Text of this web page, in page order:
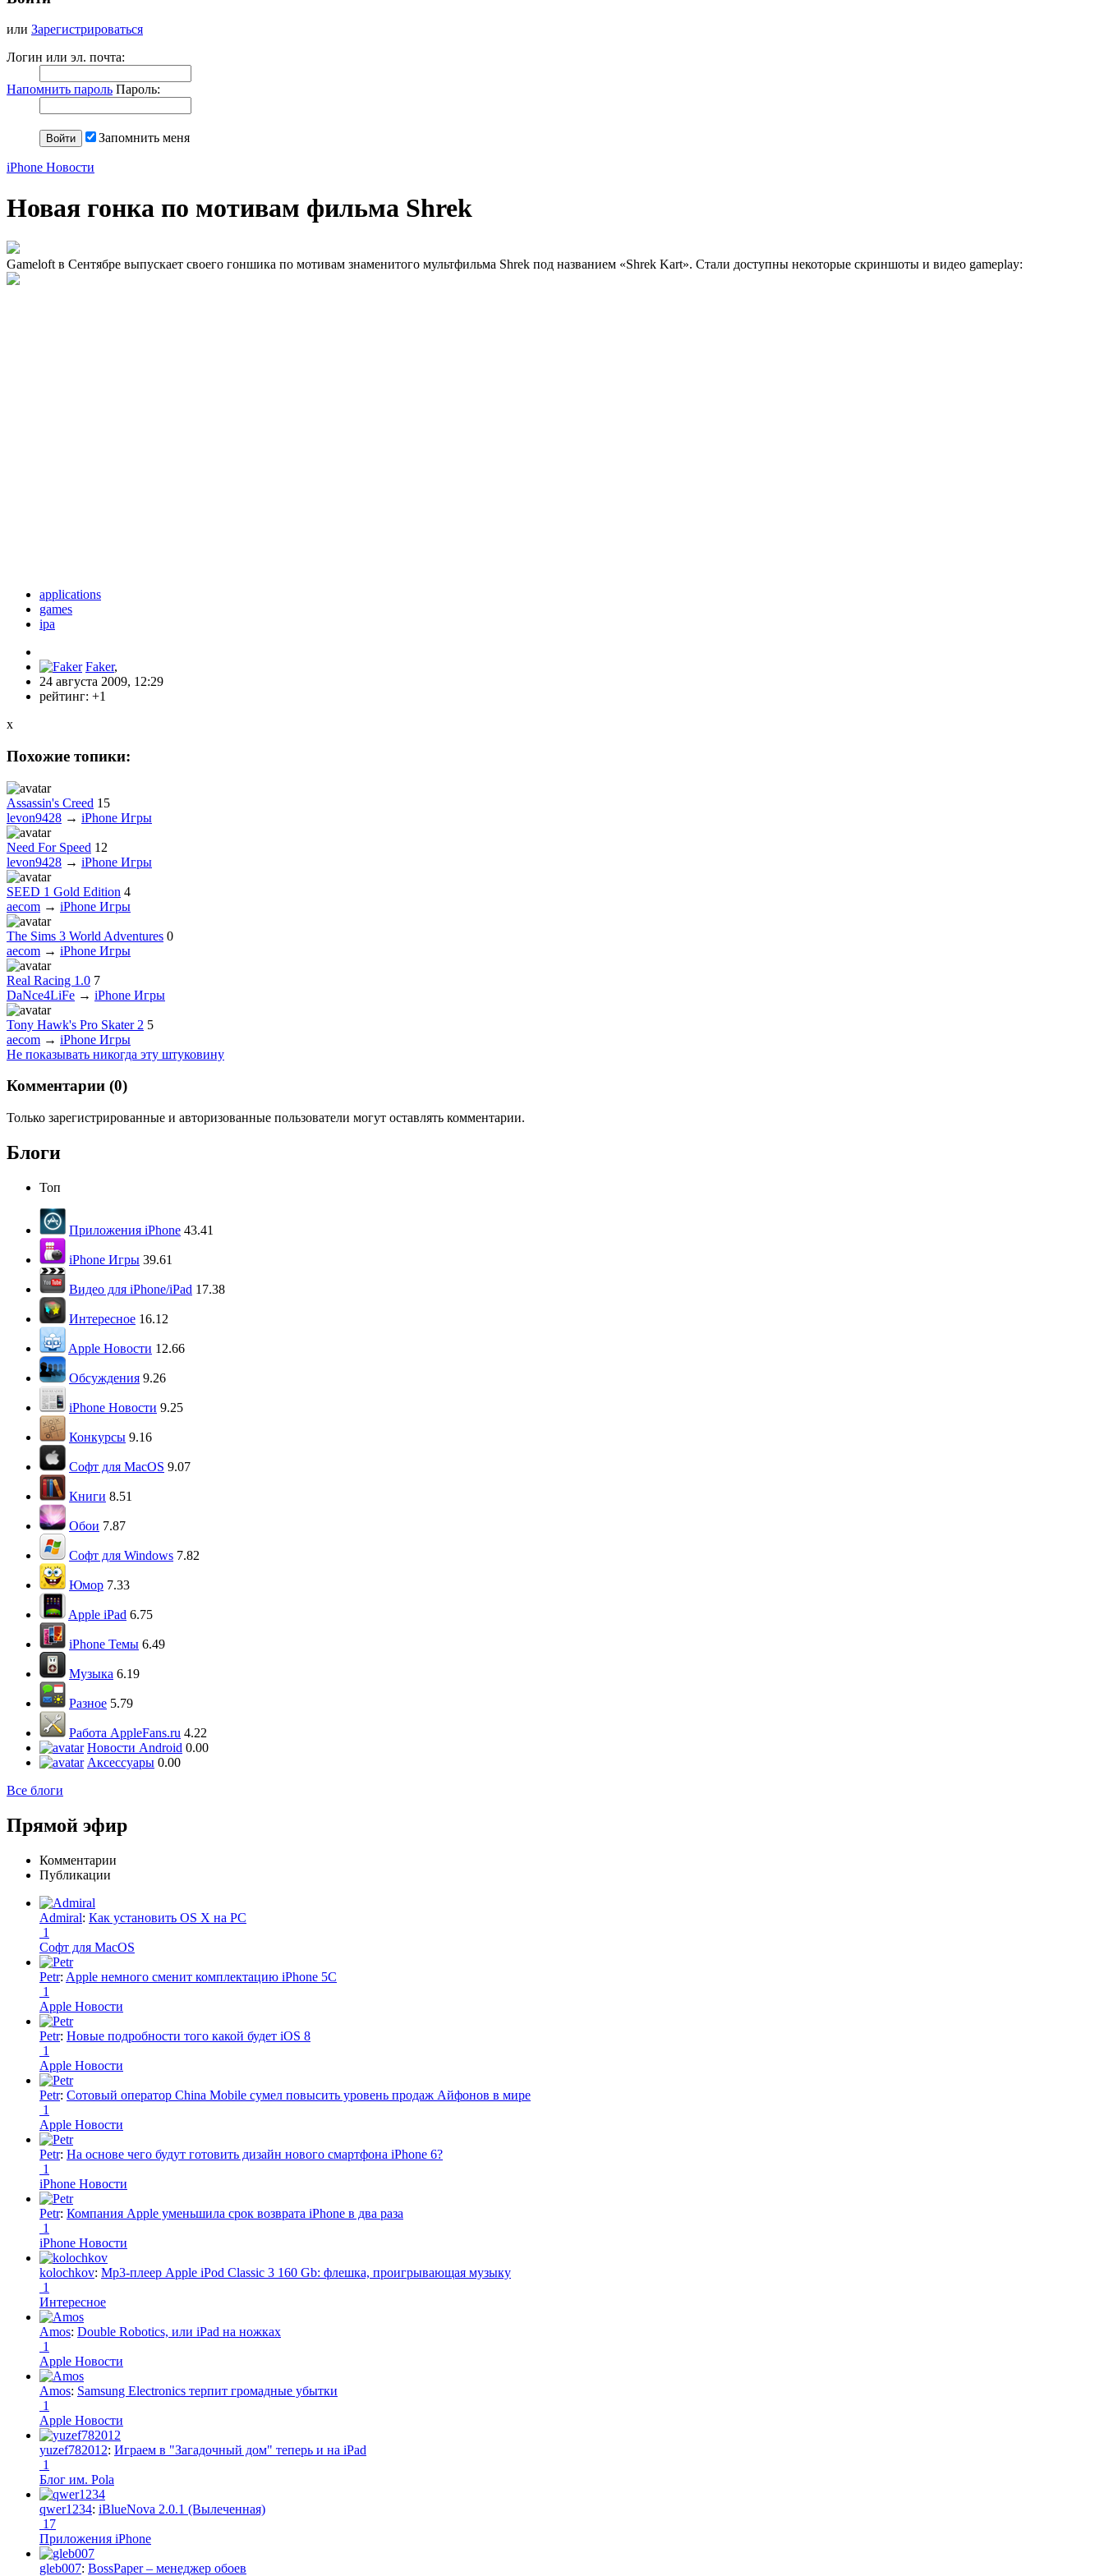
или Зарегистрироваться
Логин или эл. почта:
Напомнить пароль Пароль:
Запомнить меня
iPhone Новости
Новая гонка по мотивам фильма Shrek
Gameloft в Сентябре выпускает своего гоншика по мотивам знаменитого мультфильма Shrek под названием «Shrek Kart». Стали доступны некоторые скриншоты и видео gameplay:
applications
games
ipa
Faker,
24 августа 2009, 12:29
рейтинг: +1
x
Похожие топики:
Assassin's Creed 15
levon9428 → iPhone Игры
Need For Speed 12
levon9428 → iPhone Игры
SEED 1 Gold Edition 4
aecom → iPhone Игры
The Sims 3 World Adventures 0
aecom → iPhone Игры
Real Racing 1.0 7
DaNce4LiFe → iPhone Игры
Tony Hawk's Pro Skater 2 5
aecom → iPhone Игры
Не показывать никогда эту штуковину
Комментарии (0)
Только зарегистрированные и авторизованные пользователи могут оставлять комментарии.
Блоги
Топ
Приложения iPhone 43.41
iPhone Игры 39.61
Видео для iPhone/iPad 17.38
Интересное 16.12
Apple Новости 12.66
Обсуждения 9.26
iPhone Новости 9.25
Конкурсы 9.16
Софт для MacOS 9.07
Книги 8.51
Обои 7.87
Софт для Windows 7.82
Юмор 7.33
Apple iPad 6.75
iPhone Темы 6.49
Музыка 6.19
Разное 5.79
Работа AppleFans.ru 4.22
Новости Android 0.00
Аксессуары 0.00
Все блоги
Прямой эфир
Комментарии
Публикации
Admiral: Как установить OS X на PC
1
Софт для MacOS
Petr: Apple немного сменит комплектацию iPhone 5C
1
Apple Новости
Petr: Новые подробности того какой будет iOS 8
1
Apple Новости
Petr: Сотовый оператор China Mobile сумел повысить уровень продаж Айфонов в мире
1
Apple Новости
Petr: На основе чего будут готовить дизайн нового смартфона iPhone 6?
1
iPhone Новости
Petr: Компания Apple уменьшила срок возврата iPhone в два раза
1
iPhone Новости
kolochkov: Mp3-плеер Apple iPod Classic 3 160 Gb: флешка, проигрывающая музыку
1
Интересное
Amos: Double Robotics, или iPad на ножках
1
Apple Новости
Amos: Samsung Electronics терпит громадные убытки
1
Apple Новости
yuzef782012: Играем в "Загадочный дом" теперь и на iPad
1
Блог им. Pola
qwer1234: iBlueNova 2.0.1 (Вылеченная)
17
Приложения iPhone
gleb007: BossPaper – менеджер обоев